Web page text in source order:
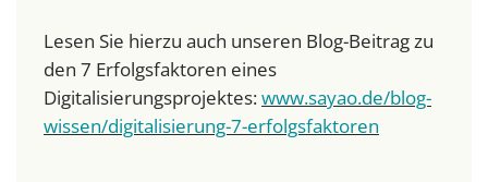
Lesen Sie hierzu auch unseren Blog-Beitrag zu
den 7 Erfolgsfaktoren eines
Digitalisierungsprojektes:www.sayao.de/blog-
wissen/digitalisierung-7-erfolgsfaktoren